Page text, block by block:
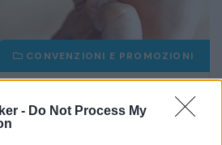
- Do Not Process My
CONVENZIONI E PROMOZIONI
Lo Staff
albi professionali